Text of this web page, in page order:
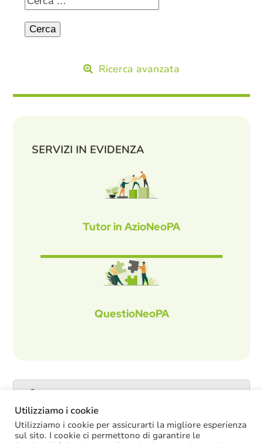
Ricerca avanzata
SERVIZI IN EVIDENZA
Tutor in AzioNeoPA
QuestioNeoPA
Utilizziamo i cookie
Utilizziamo i cookie per assicurarti la migliore esperienza
sul sito. I cookie ci permettono di garantire le